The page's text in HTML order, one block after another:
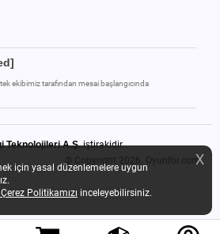
X
için yasal düzenlemelere uygun
Politikamızı inceleyebilirsiniz.
ekibimiz tarafından mesai başlangıcında
Teknolojileri A.Ş.iştirakidir.
© Copyright 2026. Oyunfor.com